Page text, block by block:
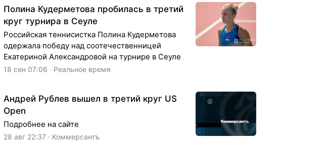
Полина Кудерметова пробилась в третий
круг турнира в Сеуле
Российская теннисистка Полина Кудерметова
одержала победу над соотечественницей
Екатериной Александровой на турнире в Сеуле
18 сен 07:06 · Реальное время
Андрей Рублев вышел в третий круг US
Open
Подробнее на сайте
28 авг 22:37 · Коммерсантъ